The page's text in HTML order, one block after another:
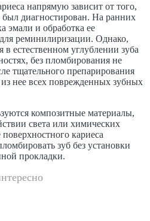
напрямую зависит от того,
был диагностирован. На ранних
эмали и обработка ее
реминилиризации. Однако,
в естественном углублении зуба
без пломбирования не
тщательного препарирования
нее всех поврежденных зубных
композитные материалы,
света или химических
кариеса
зуб без установки
прокладки.